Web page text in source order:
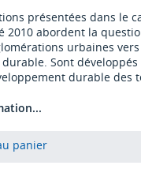
présentées dans le
2010 abordent la
urbaines
Sont développés
durable des
panier